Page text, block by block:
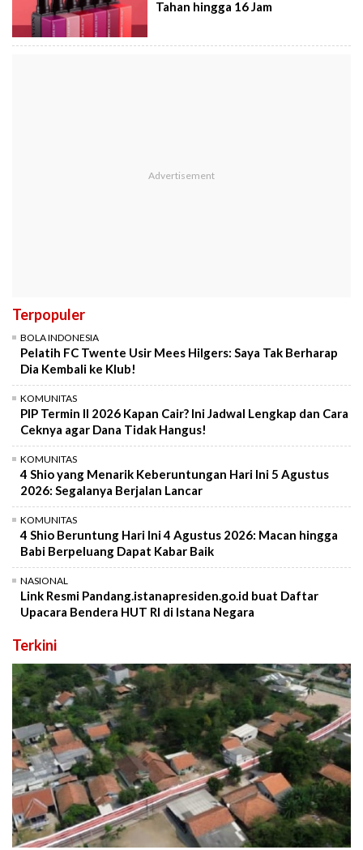
Tahan hingga 16 Jam
Terpopuler
BOLA INDONESIA
Pelatih FC Twente Usir Mees Hilgers: Saya Tak Berharap
Dia Kembali ke Klub!
KOMUNITAS
PIP Termin II 2026 Kapan Cair? Ini Jadwal Lengkap dan Cara
Ceknya agar Dana Tidak Hangus!
KOMUNITAS
4 Shio yang Menarik Keberuntungan Hari Ini 5 Agustus
2026: Segalanya Berjalan Lancar
KOMUNITAS
4 Shio Beruntung Hari Ini 4 Agustus 2026: Macan hingga
Babi Berpeluang Dapat Kabar Baik
NASIONAL
Link Resmi Pandang.istanapresiden.go.id buat Daftar
Upacara Bendera HUT RI di Istana Negara
Terkini